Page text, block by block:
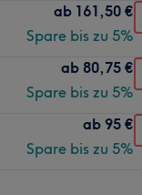
ab 161,50 €
Spare bis zu 5%
ab 80,75 €
Spare bis zu 5%
ab 95 €
Spare bis zu 5%